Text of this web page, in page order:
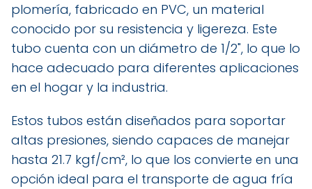
plomería, fabricado en PVC, un material
conocido por su resistencia y ligereza. Este
tubo cuenta con un diámetro de 1/2", lo que lo
hace adecuado para diferentes aplicaciones
en el hogar y la industria.
Estos tubos están diseñados para soportar
altas presiones, siendo capaces de manejar
hasta 21.7 kgf/cm², lo que los convierte en una
opción ideal para el transporte de agua fría